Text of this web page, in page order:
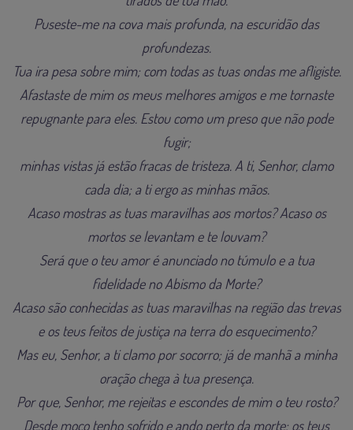
Puseste-me na cova mais profunda, na escuridão das
profundezas.
Tua ira pesa sobre mim; com todas as tuas ondas me afligiste.
Afastaste de mim os meus melhores amigos e me tornaste
repugnante para eles. Estou como um preso que não pode
fugir;
minhas vistas já estão fracas de tristeza. A ti, Senhor, clamo
cada dia; a ti ergo as minhas mãos.
Acaso mostras as tuas maravilhas aos mortos? Acaso os
mortos se levantam e te louvam?
Será que o teu amor é anunciado no túmulo e a tua
fidelidade no Abismo da Morte?
Acaso são conhecidas as tuas maravilhas na região das trevas
e os teus feitos de justiça na terra do esquecimento?
Mas eu, Senhor, a ti clamo por socorro; já de manhã a minha
oração chega à tua presença.
Por que, Senhor, me rejeitas e escondes de mim o teu rosto?
Desde moço tenho sofrido e ando perto da morte; os teus